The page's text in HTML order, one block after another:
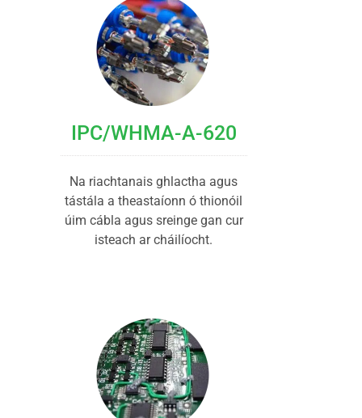
IPC/WHMA-A-620
Na riachtanais ghlactha agus
tástála a theastaíonn ó thionóil
úim cábla agus sreinge gan cur
isteach ar cháilíocht.